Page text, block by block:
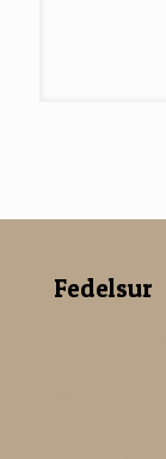
Fedelsur